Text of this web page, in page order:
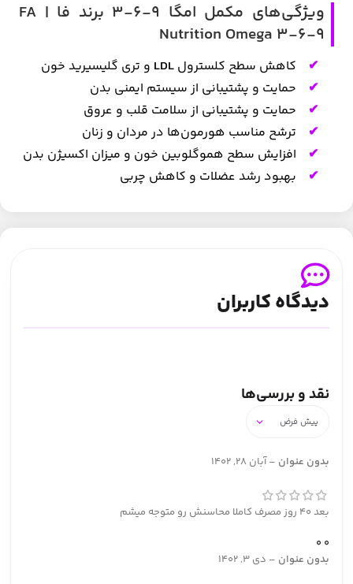
ویژگی‌های مکمل امگا 9-6-3 برند فا | FA
Nutrition Omega 3-6-9
کاهش سطح کلسترول LDL و تری گلیسیرید خون
حمایت و پشتیبانی از سیستم ایمنی بدن
حمایت و پشتیبانی از سلامت قلب و عروق
ترشح مناسب هورمون‌ها در مردان و زنان
افزایش سطح هموگلوبین خون و میزان اکسیژن بدن
بهبود رشد عضلات و کاهش چربی
دیدگاه کاربران
نقد و بررسی‌ها
بدون عنوان –آبان 28, 1402
بعد 40 روز مصرف کاملا محاسنش رو متوجه میشم
0
0
بدون عنوان – دی 3, 1402